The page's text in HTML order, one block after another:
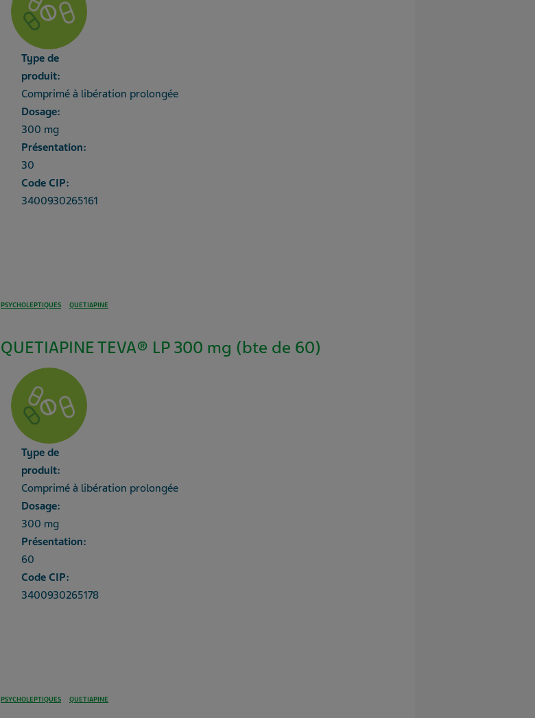
Type de
produit:
Comprimé à libération prolongée
Dosage:
300 mg
Présentation:
30
Code CIP:
3400930265161
PSYCHOLEPTIQUES QUETIAPINE
QUETIAPINE TEVA® LP 300 mg (bte de 60)
Type de
produit:
Comprimé à libération prolongée
Dosage:
300 mg
Présentation:
60
Code CIP:
3400930265178
PSYCHOLEPTIQUES QUETIAPINE